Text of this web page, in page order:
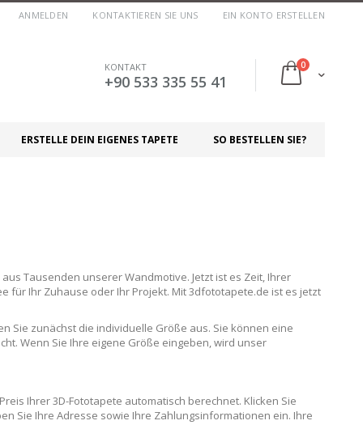
ANMELDEN KONTAKTIEREN SIE UNS EIN KONTO ERSTELLEN
Cart
0Artikel
KONTAKT
+90 533 335 55 41
SO BESTELLEN SIE?
ERSTELLE DEIN EIGENES TAPETE
Tausenden unserer Wandmotive. Jetzt ist es Zeit, Ihrer
für Ihr Zuhause oder Ihr Projekt. Mit 3dfototapete.de ist es jetzt
Sie zunächst die individuelle Größe aus. Sie können eine
Wenn Sie Ihre eigene Größe eingeben, wird unser
Ihrer 3D-Fototapete automatisch berechnet. Klicken Sie
Sie Ihre Adresse sowie Ihre Zahlungsinformationen ein. Ihre